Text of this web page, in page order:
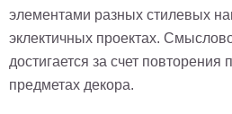
элементами разных стилевых
эклектичных проектах.
достигается за счет повторения
предметах декора.